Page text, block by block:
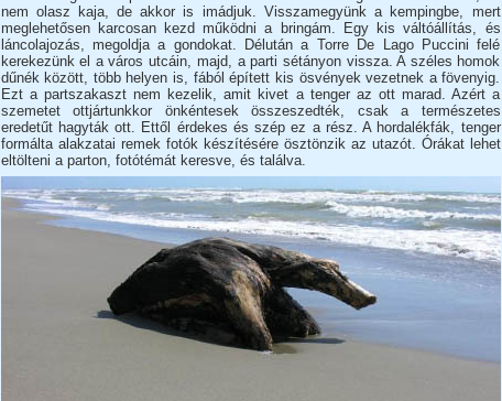
nem olasz kaja, de akkor is imádjuk. Visszamegyünk a kempingbe, mert
meglehetősen karcosan kezd működni a bringám. Egy kis váltóállítás, és
láncolajozás, megoldja a gondokat. Délután a Torre De Lago Puccini felé
kerekezünk el a város utcáin, majd, a parti sétányon vissza. A széles homok
dűnék között, több helyen is, fából épített kis ösvények vezetnek a fövenyig.
Ezt a partszakaszt nem kezelik, amit kivet a tenger az ott marad. Azért a
szemetet ottjártunkkor önkéntesek összeszedték, csak a természetes
eredetűt hagyták ott. Ettől érdekes és szép ez a rész. A hordalékfák, tenger
formálta alakzatai remek fotók készítésére ösztönzik az utazót. Órákat lehet
eltölteni a parton, fotótémát keresve, és találva.